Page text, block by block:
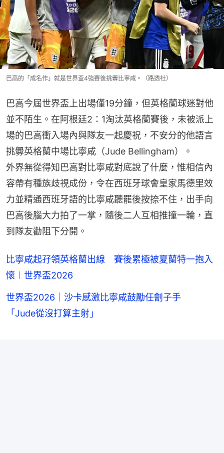
巴高的「成名作」就是世界盃4強賽後挑釁比寧咸。（路透社）
巴高今屆世界盃上出場僅19分鐘，但英格蘭球迷對他
並不陌生。在阿根廷2：1淘汰英格蘭賽後，未被派上
場的巴高衝入場內與隊友一起慶祝，不安分的他語言
挑釁英格蘭中場比寧咸（Jude Bellingham）。
外界無從得知巴高對比寧咸對底說了什麼，惟相信內
容帶有種族歧視成份，令在西班牙球會皇家馬德里效
力並精通西班牙語的比寧咸聽罷後按捺不住，出手向
巴高後腦大力拍了一掌，隨後二人互相推撞一輪，直
到隊友勸阻下分開。
比寧咸起孖領英格蘭出線 賽後累極被夏蘭特一抱入
懷︱世界盃2026
世界盃2026｜沙卡感激比寧咸鼓勵任劊子手
「Jude從沒打算主射」